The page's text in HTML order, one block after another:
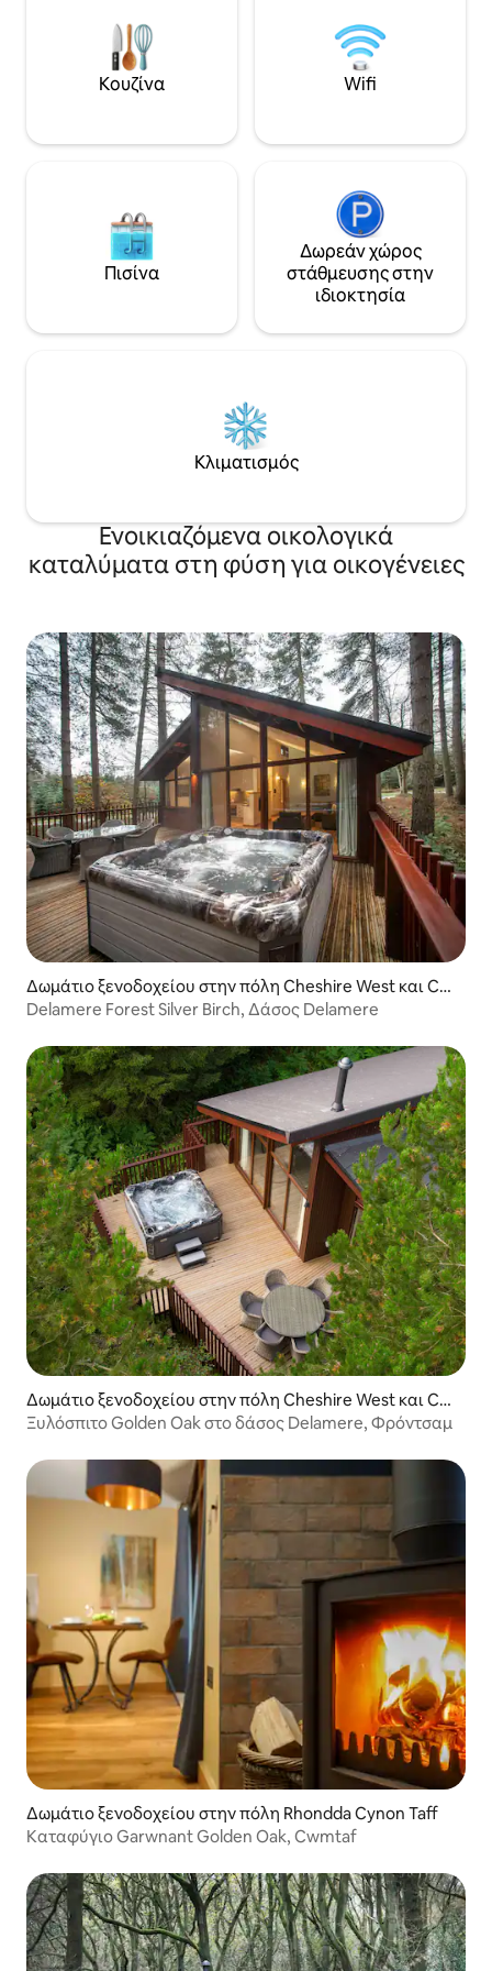
είναι κάτι περισσότερο από ένα μέρος
για να μείνετε – είναι ένα καταφύγιο
για τους λάτρεις της φύσης και τους
αναζητητές της εσωτερικής γαλήνης.
Κουζίνα Wifi
Πισίνα
Δωρεάν χώρος
στάθμευσης στην
ιδιοκτησία
Κλιματισμός
Ενοικιαζόμενα οικολογικά
καταλύματα στη φύση για οικογένειες
Δωμάτιο ξενοδοχείου στην πόλη Cheshire West και Ch
ester
Delamere Forest Silver Birch, Δάσος Delamere
Δωμάτιο ξενοδοχείου στην πόλη Cheshire West και Ch
ester
Ξυλόσπιτο Golden Oak στο δάσος Delamere, Φρόντσαμ
Δωμάτιο ξενοδοχείου στην πόλη Rhondda Cynon Taff
Καταφύγιο Garwnant Golden Oak, Cwmtaf